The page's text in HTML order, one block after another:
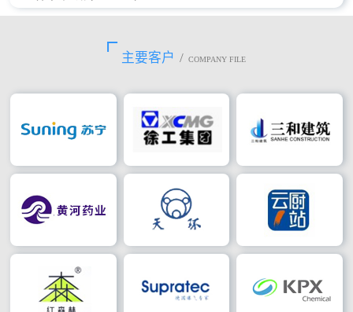
局等部门进行了回应。
主要客户 / COMPANY FILE